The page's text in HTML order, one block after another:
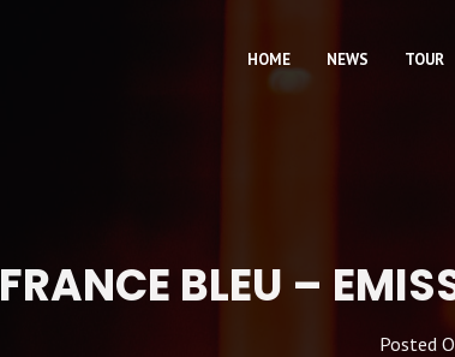
HOME NEWS TOUR
FRANCE BLEU –
Posted